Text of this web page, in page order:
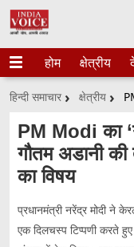
होम क्षेत्रीय
हिन्दी समाचार क्षेत्रीय
PM Modi का
गौतम अडानी की
का विषय
प्रधानमंत्री नरेंद्र मोदी ने
एक दिलचस्प टिप्पणी करते हुए